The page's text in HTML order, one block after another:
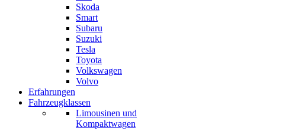
Skoda
Smart
Subaru
Suzuki
Tesla
Toyota
Volkswagen
Volvo
Erfahrungen
Fahrzeugklassen
Limousinen und
Kompaktwagen